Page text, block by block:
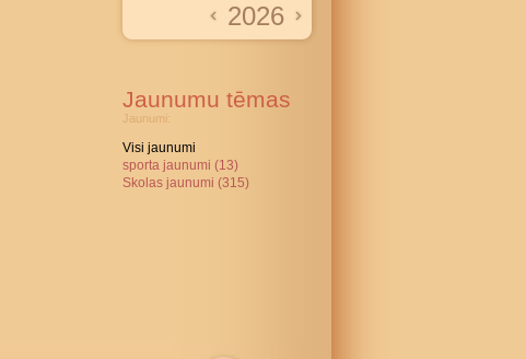
2026
Jaunumu tēmas
Jaunumi:
Visi jaunumi
sporta jaunumi (13)
Skolas jaunumi (315)